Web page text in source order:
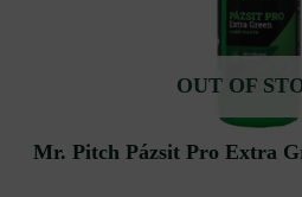
OUT OF
Mr. Pitch Pázsit Pro Extra